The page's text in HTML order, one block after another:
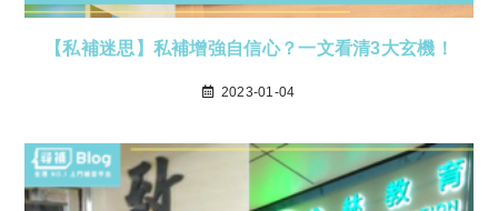
【私補迷思】私補增強自信心？一文看清3大玄機！
2023-01-04